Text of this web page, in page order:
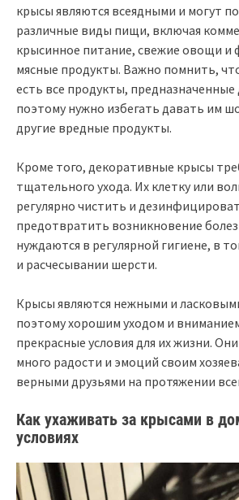
крысы являются всеядными и могут
различные виды пищи, включая
крысинное питание, свежие овощи и
мясные продукты. Важно помнить,
есть все продукты, предназначенные
поэтому нужно избегать давать им
другие вредные продукты.
Кроме того, декоративные крысы
тщательного ухода. Их клетку или
регулярно чистить и
предотвратить возникновение
нуждаются в регулярной гигиене, в
и расчесывании шерсти.
Крысы являются нежными и
поэтому хорошим уходом и
прекрасные условия для их жизни.
много радости и эмоций своим
верными друзьями на протяжении
Как ухаживать за крысами в
условиях